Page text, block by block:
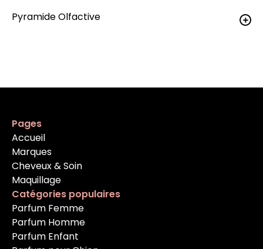
Pyramide Olfactive
Pages
Accueil
Marques
Cheveux & Soin
Maquillage
Catégories populaires
Parfum Femme
Parfum Homme
Parfum Enfant